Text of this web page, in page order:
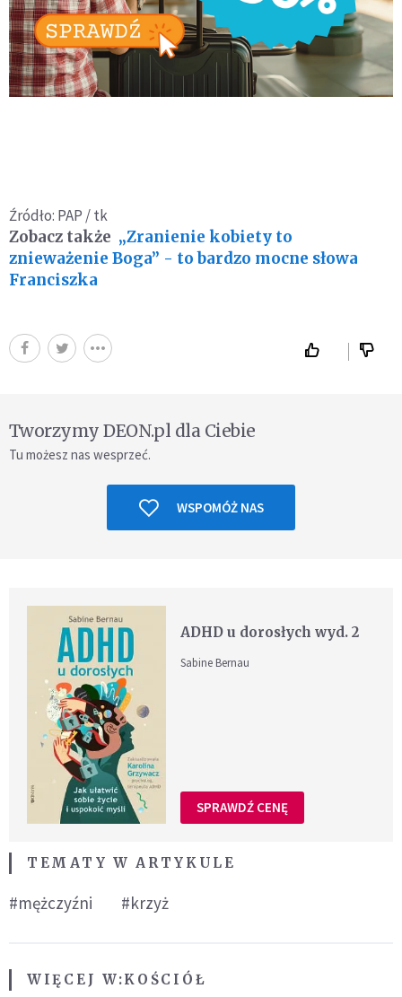
Źródło: PAP / tk
Zobacz także „Zranienie kobiety to
znieważenie Boga” - to bardzo mocne słowa
Franciszka
Tworzymy DEON.pl dla Ciebie
Tu możesz nas wesprzeć.
WSPOMÓŻ NAS
ADHD u dorosłych wyd. 2
Sabine Bernau
SPRAWDŹ CENĘ
TEMATY W ARTYKULE
#mężczyźni #krzyż
WIĘCEJ W:KOŚCIÓŁ